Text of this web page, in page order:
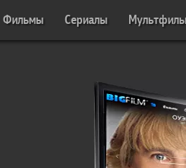
Фильмы Сериалы